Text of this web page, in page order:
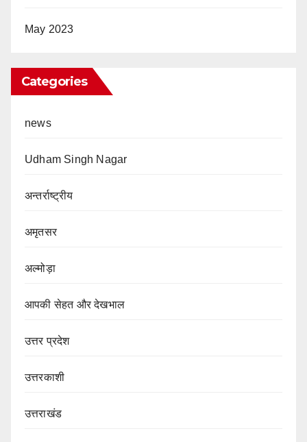
May 2023
Categories
news
Udham Singh Nagar
अन्तर्राष्ट्रीय
अमृतसर
अल्मोड़ा
आपकी सेहत और देखभाल
उत्तर प्रदेश
उत्तरकाशी
उत्तराखंड